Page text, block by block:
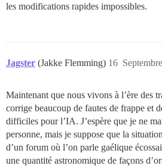
les modifications rapides impossibles.
Jagster (Jakke Flemming) 16
Maintenant que nous vivons à l’ère des
corrige beaucoup de fautes de frappe et
difficiles pour l’IA. J’espère que je ne
personne, mais je suppose que la
d’un forum où l’on parle gaélique
une quantité astronomique de façons